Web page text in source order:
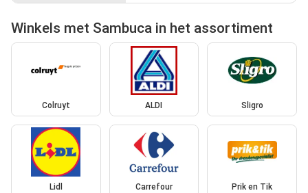
Winkels met Sambuca in het assortiment
Colruyt ALDI Sligro
Lidl Carrefour Prik en Tik